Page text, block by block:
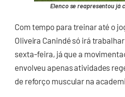
Elenco se reapresentou já
Com tempo para treinar até o
Oliveira Canindé só irá
sexta-feira, já que a
envolveu apenas atividades
de reforço muscular na